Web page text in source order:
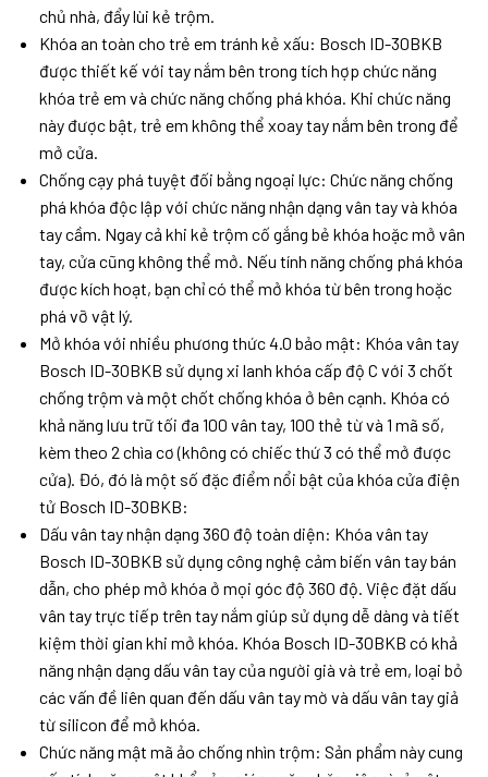
chủ nhà, đẩy lùi kẻ trộm.
Khóa an toàn cho trẻ em tránh kẻ xấu: Bosch ID-30BKB
được thiết kế với tay nắm bên trong tích hợp chức năng
khóa trẻ em và chức năng chống phá khóa. Khi chức năng
này được bật, trẻ em không thể xoay tay nắm bên trong để
mở cửa.
Chống cạy phá tuyệt đối bằng ngoại lực: Chức năng chống
phá khóa độc lập với chức năng nhận dạng vân tay và khóa
tay cầm. Ngay cả khi kẻ trộm cố gắng bẻ khóa hoặc mở vân
tay, cửa cũng không thể mở. Nếu tính năng chống phá khóa
được kích hoạt, bạn chỉ có thể mở khóa từ bên trong hoặc
phá vỡ vật lý.
Mở khóa với nhiều phương thức 4.0 bảo mật: Khóa vân tay
Bosch ID-30BKB sử dụng xi lanh khóa cấp độ C với 3 chốt
chống trộm và một chốt chống khóa ở bên cạnh. Khóa có
khả năng lưu trữ tối đa 100 vân tay, 100 thẻ từ và 1 mã số,
kèm theo 2 chìa cơ (không có chiếc thứ 3 có thể mở được
cửa). Đó, đó là một số đặc điểm nổi bật của khóa cửa điện
tử Bosch ID-30BKB:
Dấu vân tay nhận dạng 360 độ toàn diện: Khóa vân tay
Bosch ID-30BKB sử dụng công nghệ cảm biến vân tay bán
dẫn, cho phép mở khóa ở mọi góc độ 360 độ. Việc đặt dấu
vân tay trực tiếp trên tay nắm giúp sử dụng dễ dàng và tiết
kiệm thời gian khi mở khóa. Khóa Bosch ID-30BKB có khả
năng nhận dạng dấu vân tay của người già và trẻ em, loại bỏ
các vấn đề liên quan đến dấu vân tay mờ và dấu vân tay giả
từ silicon để mở khóa.
Chức năng mật mã ảo chống nhìn trộm: Sản phẩm này cung